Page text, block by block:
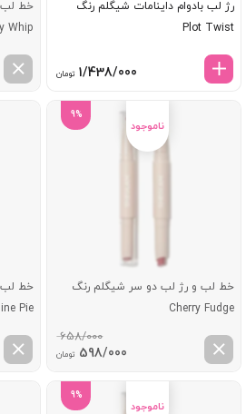
رژ لب بادوام داینامات شیگلم رنگ
Plot Twist
1/438/000 تومان
خط لب
Whip
9%
خط لب و رژ لب دو سر شیگلم رنگ
Cherry Fudge
658/000
قیمت
658/000 تومان
598/000 تومانقیمت
فعلی:
خط لب
Pie
9%